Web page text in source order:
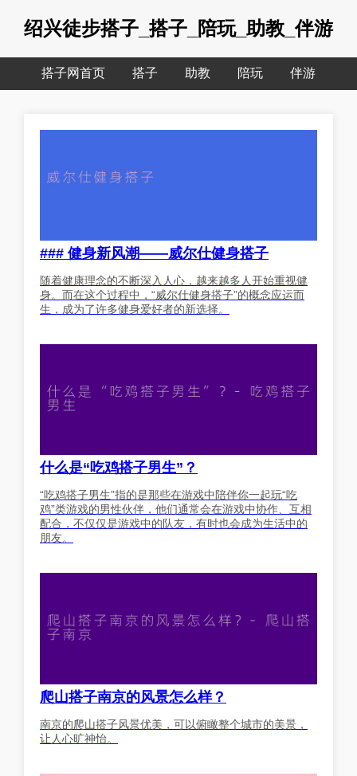
绍兴徒步搭子_搭子_陪玩_助教_伴游
搭子网首页 搭子 助教 陪玩 伴游
### 健身新风潮——威尔仕健身搭子
随着健康理念的不断深入人心，越来越多人开始重视健
身。而在这个过程中，“威尔仕健身搭子”的概念应运而
生，成为了许多健身爱好者的新选择。
什么是“吃鸡搭子男生”？
“吃鸡搭子男生”指的是那些在游戏中陪伴你一起玩“吃
鸡”类游戏的男性伙伴，他们通常会在游戏中协作、互相
配合，不仅仅是游戏中的队友，有时也会成为生活中的
朋友。
爬山搭子南京的风景怎么样？
南京的爬山搭子风景优美，可以俯瞰整个城市的美景，
让人心旷神怡。